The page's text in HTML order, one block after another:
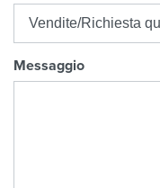
Messaggio